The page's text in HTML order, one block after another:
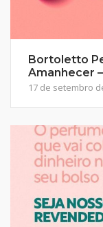
Bortoletto
Amanhecer
17 de setembro